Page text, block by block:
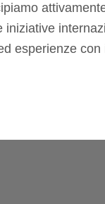
iniziative
esperienze con